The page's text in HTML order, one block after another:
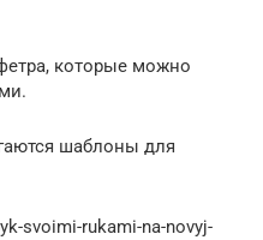
которые можно
шаблоны для
svoimi-rukami-na-novyj-